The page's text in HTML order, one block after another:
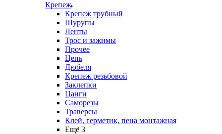
Крепеж
Крепеж трубный
Шурупы
Ленты
Трос и зажимы
Прочее
Цепь
Дюбеля
Крепеж резьбовой
Заклепки
Цанги
Саморезы
Траверсы
Клей, герметик, пена монтажная
Ещё 3